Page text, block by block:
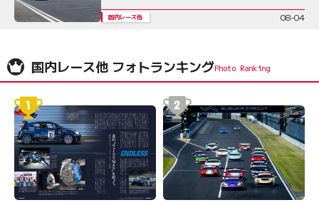
国内レース他 08-04
国内レース他 フォトランキング